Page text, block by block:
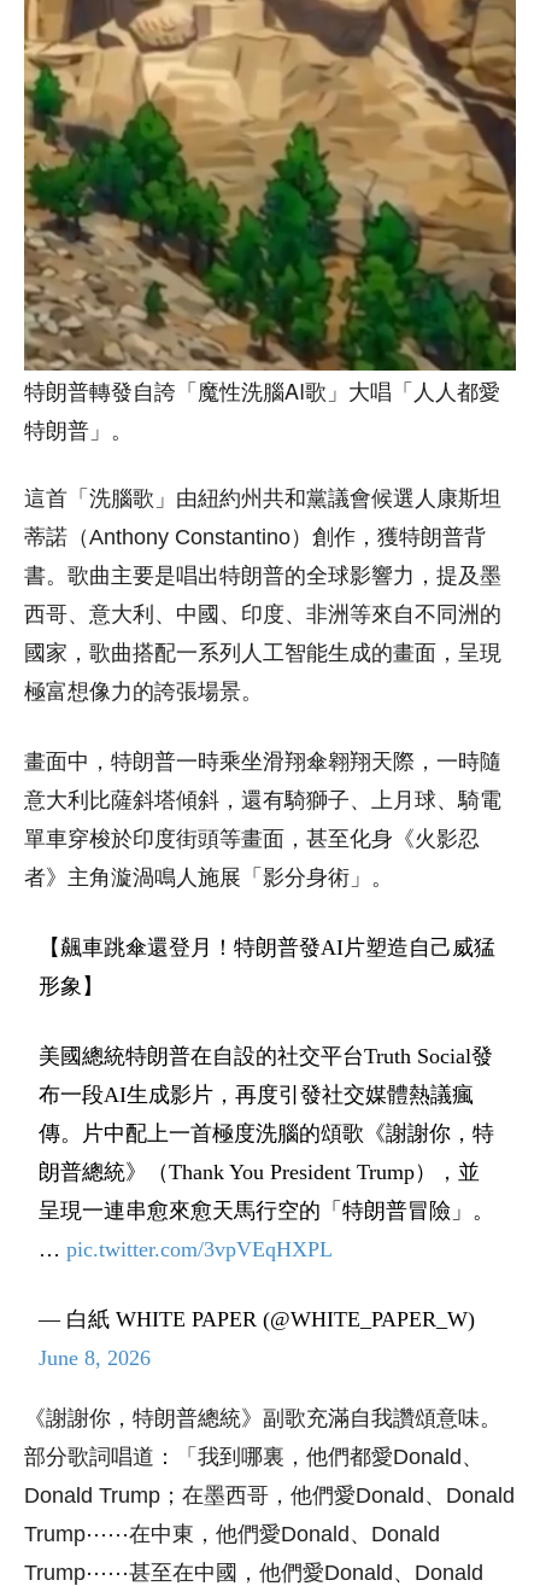
特朗普轉發自誇「魔性洗腦AI歌」大唱「人人都愛
特朗普」。
這首「洗腦歌」由紐約州共和黨議會候選人康斯坦
蒂諾（Anthony Constantino）創作，獲特朗普背
書。歌曲主要是唱出特朗普的全球影響力，提及墨
西哥、意大利、中國、印度、非洲等來自不同洲的
國家，歌曲搭配一系列人工智能生成的畫面，呈現
極富想像力的誇張場景。
畫面中，特朗普一時乘坐滑翔傘翱翔天際，一時隨
意大利比薩斜塔傾斜，還有騎獅子、上月球、騎電
單車穿梭於印度街頭等畫面，甚至化身《火影忍
者》主角漩渦鳴人施展「影分身術」。
【飆車跳傘還登月！特朗普發AI片塑造自己威猛
形象】
美國總統特朗普在自設的社交平台Truth Social發
布一段AI生成影片，再度引發社交媒體熱議瘋
傳。片中配上一首極度洗腦的頌歌《謝謝你，特
朗普總統》（Thank You President Trump），並
呈現一連串愈來愈天馬行空的「特朗普冒險」。
…pic.twitter.com/3vpVEqHXPL
— 白紙 WHITE PAPER (@WHITE_PAPER_W)
June 8, 2026
《謝謝你，特朗普總統》副歌充滿自我讚頌意味。
部分歌詞唱道：「我到哪裏，他們都愛Donald、
Donald Trump；在墨西哥，他們愛Donald、Donald
Trump⋯⋯在中東，他們愛Donald、Donald
Trump⋯⋯甚至在中國，他們愛Donald、Donald